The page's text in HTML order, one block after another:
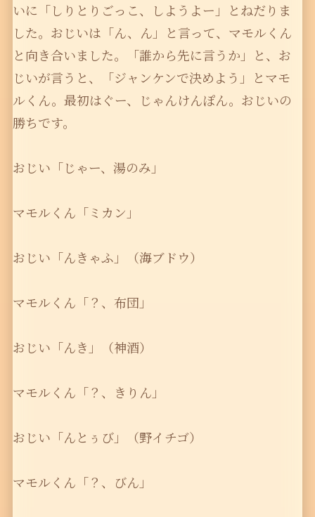
いに「しりとりごっこ、しようよー」とねだりま
した。おじいは「ん、ん」と言って、マモルくん
と向き合いました。「誰から先に言うか」と、お
じいが言うと、「ジャンケンで決めよう」とマモ
ルくん。最初はぐー、じゃんけんぽん。おじいの
勝ちです。
おじい「じゃー、湯のみ」
マモルくん「ミカン」
おじい「んきゃふ」（海ブドウ）
マモルくん「？、布団」
おじい「んき」（神酒）
マモルくん「？、きりん」
おじい「んとぅび」（野イチゴ）
マモルくん「？、びん」